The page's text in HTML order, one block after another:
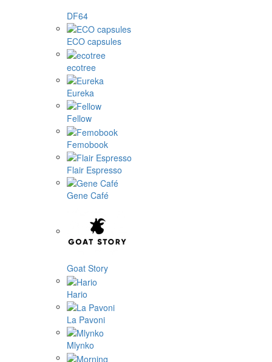
DF64
ECO capsules
ecotree
Eureka
Fellow
Femobook
Flair Espresso
Gene Café
Goat Story
Hario
La Pavoni
Mlynko